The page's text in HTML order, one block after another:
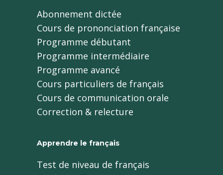
Abonnement dictée
Cours de prononciation française
Programme débutant
Programme intermédiaire
Programme avancé
Cours particuliers de français
Cours de communication orale
Correction & relecture
Apprendre le français
Test de niveau de français